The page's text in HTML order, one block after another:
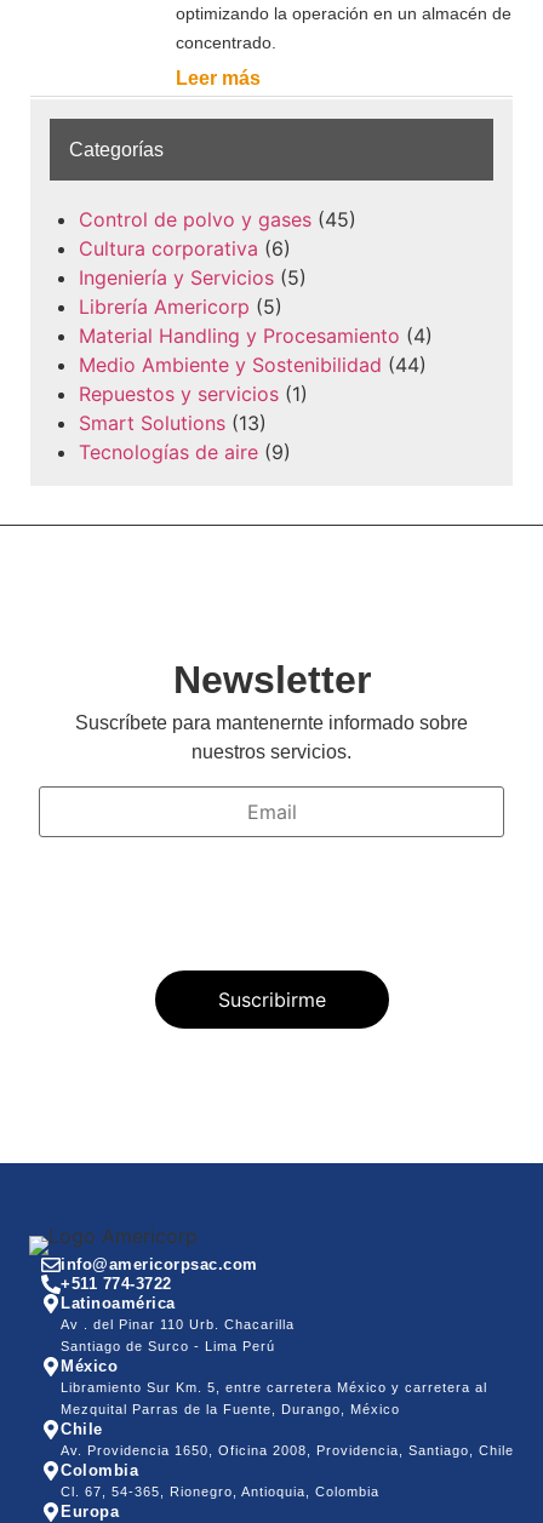
optimizando la operación en un almacén de
concentrado.
Leer más
Categorías
Control de polvo y gases (45)
Cultura corporativa (6)
Ingeniería y Servicios (5)
Librería Americorp (5)
Material Handling y Procesamiento (4)
Medio Ambiente y Sostenibilidad (44)
Repuestos y servicios (1)
Smart Solutions (13)
Tecnologías de aire (9)
Newsletter
Suscríbete para mantenernte informado sobre
nuestros servicios.
info@americorpsac.com
+511 774-3722
Latinoamérica
Av . del Pinar 110 Urb. Chacarilla
Santiago de Surco - Lima Perú
México
Libramiento Sur Km. 5, entre carretera México y carretera al
Mezquital Parras de la Fuente, Durango, México
Chile
Av. Providencia 1650, Oficina 2008, Providencia, Santiago, Chile
Colombia
Cl. 67, 54-365, Rionegro, Antioquia, Colombia
Europa